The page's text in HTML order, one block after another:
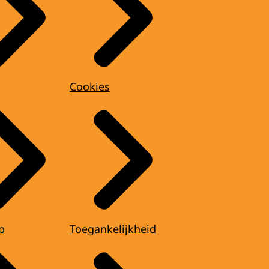
Cookies
Toegankelijkheid